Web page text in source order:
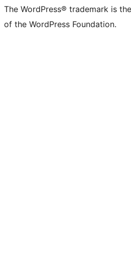
The WordPress® trademark is
of the WordPress Foundation.